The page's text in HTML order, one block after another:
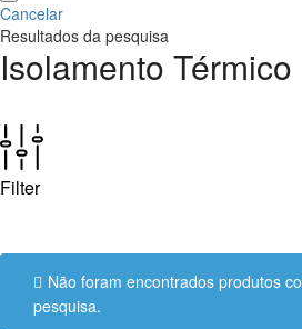
Cancelar
Resultados da pesquisa
Isolamento Térmico
Filter
Não foram encontrados produtos
pesquisa.